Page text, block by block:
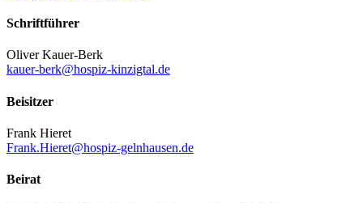
Schriftführer
Oliver Kauer-Berk
kauer-berk@hospiz-kinzigtal.de
Beisitzer
Frank Hieret
Frank.Hieret@hospiz-gelnhausen.de
Beirat